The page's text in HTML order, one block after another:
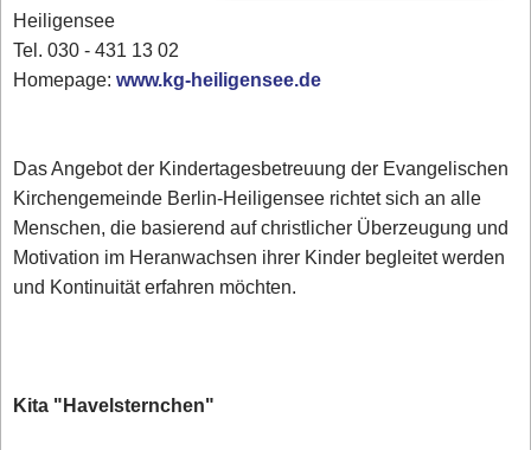
Heiligensee
Tel. 030 - 431 13 02‎
Homepage:www.kg-heiligensee.de
Das Angebot der Kindertagesbetreuung der Evangelischen
Kirchengemeinde Berlin-Heiligensee richtet sich an alle
Menschen, die basierend auf christlicher Überzeugung und
Motivation im Heranwachsen ihrer Kinder begleitet werden
und Kontinuität erfahren möchten.
Kita "Havelsternchen"